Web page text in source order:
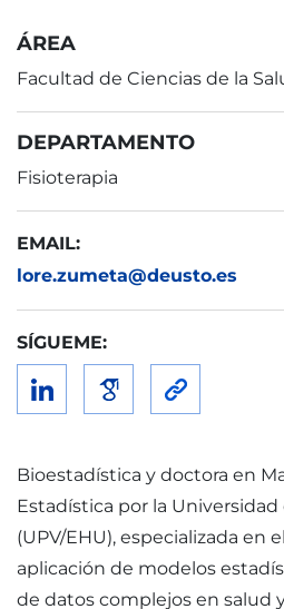
ÁREA
Facultad de Ciencias de la
DEPARTAMENTO
Fisioterapia
EMAIL:
lore.zumeta@deusto.es
SÍGUEME:
Bioestadística y doctora en
Estadística por la Universidad
(UPV/EHU), especializada en
aplicación de modelos
de datos complejos en salud